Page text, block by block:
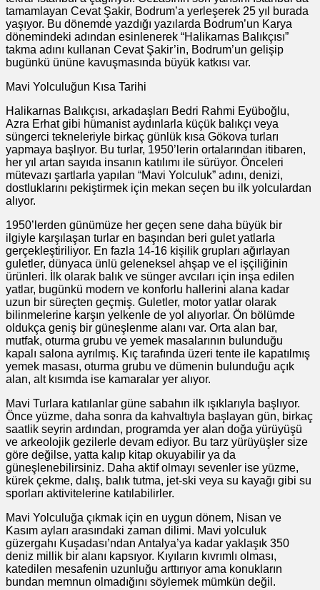
tamamlayan Cevat Şakir, Bodrum’a yerleşerek 25 yıl burada
yaşıyor. Bu dönemde yazdığı yazılarda Bodrum’un Karya
dönemindeki adından esinlenerek “Halikarnas Balıkçısı”
takma adını kullanan Cevat Şakir’in, Bodrum’un gelişip
bugünkü ününe kavuşmasında büyük katkısı var.
Mavi Yolculuğun Kısa Tarihi
Halikarnas Balıkçısı, arkadaşları Bedri Rahmi Eyüboğlu,
Azra Erhat gibi hümanist aydınlarla küçük balıkçı veya
süngerci tekneleriyle birkaç günlük kısa Gökova turları
yapmaya başlıyor. Bu turlar, 1950’lerin ortalarından itibaren,
her yıl artan sayıda insanın katılımı ile sürüyor. Önceleri
mütevazı şartlarla yapılan “Mavi Yolculuk” adını, denizi,
dostluklarını pekiştirmek için mekan seçen bu ilk yolculardan
alıyor.
1950’lerden günümüze her geçen sene daha büyük bir
ilgiyle karşılaşan turlar en başından beri gulet yatlarla
gerçekleştiriliyor. En fazla 14-16 kişilik grupları ağırlayan
guletler, dünyaca ünlü geleneksel ahşap ve el işçiliğinin
ürünleri. İlk olarak balık ve sünger avcıları için inşa edilen
yatlar, bugünkü modern ve konforlu hallerini alana kadar
uzun bir süreçten geçmiş. Guletler, motor yatlar olarak
bilinmelerine karşın yelkenle de yol alıyorlar. Ön bölümde
oldukça geniş bir güneşlenme alanı var. Orta alan bar,
mutfak, oturma grubu ve yemek masalarının bulunduğu
kapalı salona ayrılmış. Kıç tarafında üzeri tente ile kapatılmış
yemek masası, oturma grubu ve dümenin bulunduğu açık
alan, alt kısımda ise kamaralar yer alıyor.
Mavi Turlara katılanlar güne sabahın ilk ışıklarıyla başlıyor.
Önce yüzme, daha sonra da kahvaltıyla başlayan gün, birkaç
saatlik seyrin ardından, programda yer alan doğa yürüyüşü
ve arkeolojik gezilerle devam ediyor. Bu tarz yürüyüşler size
göre değilse, yatta kalıp kitap okuyabilir ya da
güneşlenebilirsiniz. Daha aktif olmayı sevenler ise yüzme,
kürek çekme, dalış, balık tutma, jet-ski veya su kayağı gibi su
sporları aktivitelerine katılabilirler.
Mavi Yolculuğa çıkmak için en uygun dönem, Nisan ve
Kasım ayları arasındaki zaman dilimi. Mavi yolculuk
güzergahı Kuşadası’ndan Antalya’ya kadar yaklaşık 350
deniz millik bir alanı kapsıyor. Kıyıların kıvrımlı olması,
katedilen mesafenin uzunluğu arttırıyor ama konukların
bundan memnun olmadığını söylemek mümkün değil.